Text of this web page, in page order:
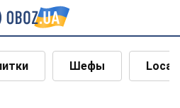
Шефы Local